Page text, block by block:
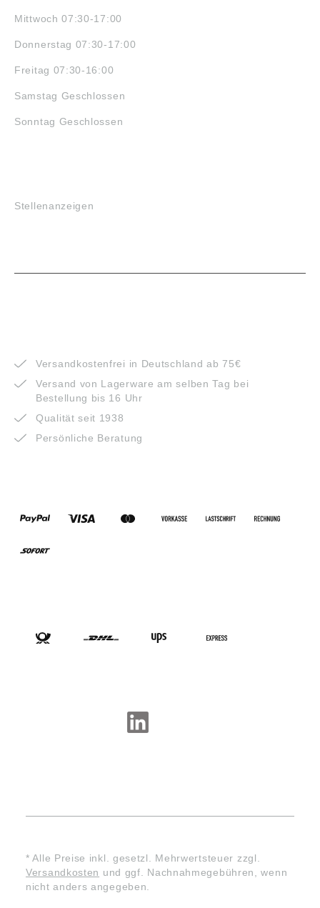
Mittwoch 07:30-17:00
Donnerstag 07:30-17:00
Freitag 07:30-16:00
Samstag Geschlossen
Sonntag Geschlossen
Stellenanzeigen
Versandkostenfrei in Deutschland ab 75€
Versand von Lagerware am selben Tag bei
Bestellung bis 16 Uhr
Qualität seit 1938
Persönliche Beratung
* Alle Preise inkl. gesetzl. Mehrwertsteuer zzgl.
Versandkosten und ggf. Nachnahmegebühren, wenn
nicht anders angegeben.